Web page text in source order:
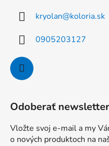
kryolan@koloria.sk
0905203127
Odoberať newsletter
Vložte svoj e-mail a my
o nových produktoch na